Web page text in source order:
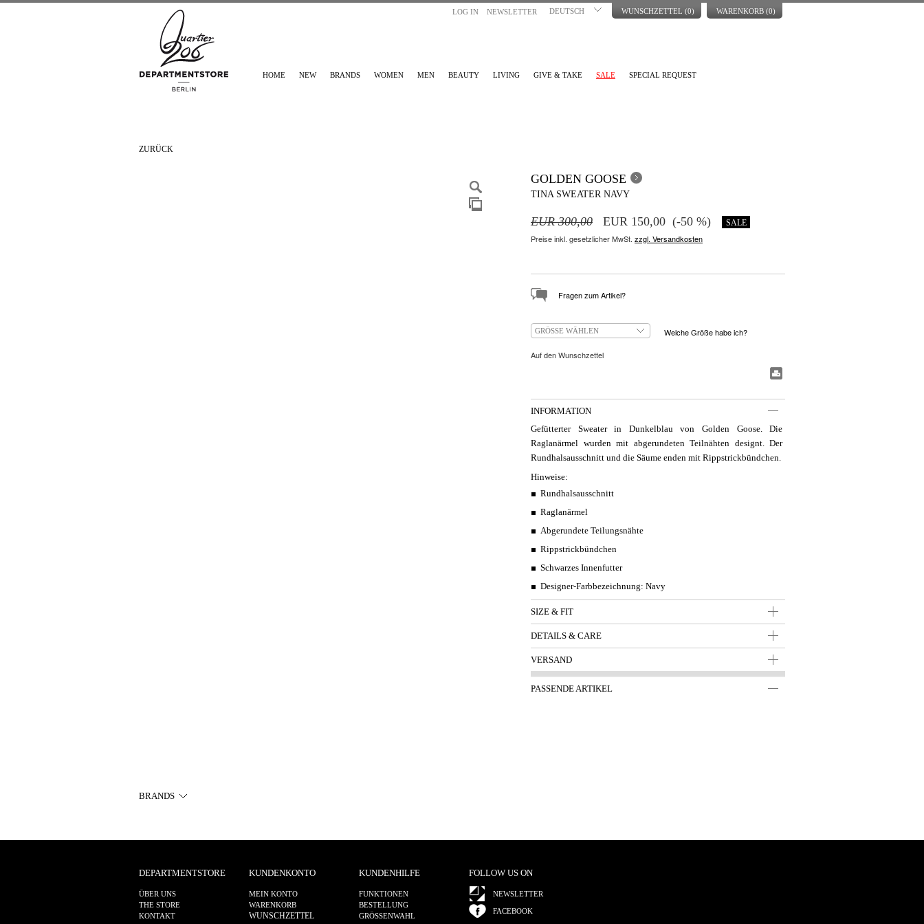
LOG IN NEWSLETTER DEUTSCH WUNSCHZETTEL (0) WARENKORB (0)
HOME NEW BRANDS WOMEN MEN BEAUTY LIVING GIVE & TAKE SALE SPECIAL REQUEST
ZURÜCK
GOLDEN GOOSE
TINA SWEATER NAVY
EUR 300,00 EUR 150,00 (-50 %) SALE
Preise inkl. gesetzlicher MwSt. zzgl. Versandkosten
Fragen zum Artikel?
GRÖSSE WÄHLEN Welche Größe habe ich?
Auf den Wunschzettel
INFORMATION
Gefütterter Sweater in Dunkelblau von Golden Goose. Die
Raglanärmel wurden mit abgerundeten Teilnähten designt. Der
Rundhalsausschnitt und die Säume enden mit Rippstrickbündchen.
Hinweise:
Rundhalsausschnitt
Raglanärmel
Abgerundete Teilungsnähte
Rippstrickbündchen
Schwarzes Innenfutter
Designer-Farbbezeichnung: Navy
SIZE & FIT
DETAILS & CARE
VERSAND
PASSENDE ARTIKEL
BRANDS
DEPARTMENTSTORE
ÜBER UNS
THE STORE
KONTAKT
KUNDENKONTO
MEIN KONTO
WARENKORB
WUNSCHZETTEL
KUNDENHILFE
FUNKTIONEN
BESTELLUNG
GRÖSSENWAHL
FOLLOW US ON
NEWSLETTER
FACEBOOK